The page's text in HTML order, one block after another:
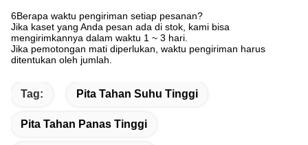
6Berapa waktu pengiriman setiap pesanan?
Jika kaset yang Anda pesan ada di stok, kami bisa
mengirimkannya dalam waktu 1 ~ 3 hari.
Jika pemotongan mati diperlukan, waktu pengiriman harus
ditentukan oleh jumlah.
Tag: Pita Tahan Suhu Tinggi
Pita Tahan Panas Tinggi